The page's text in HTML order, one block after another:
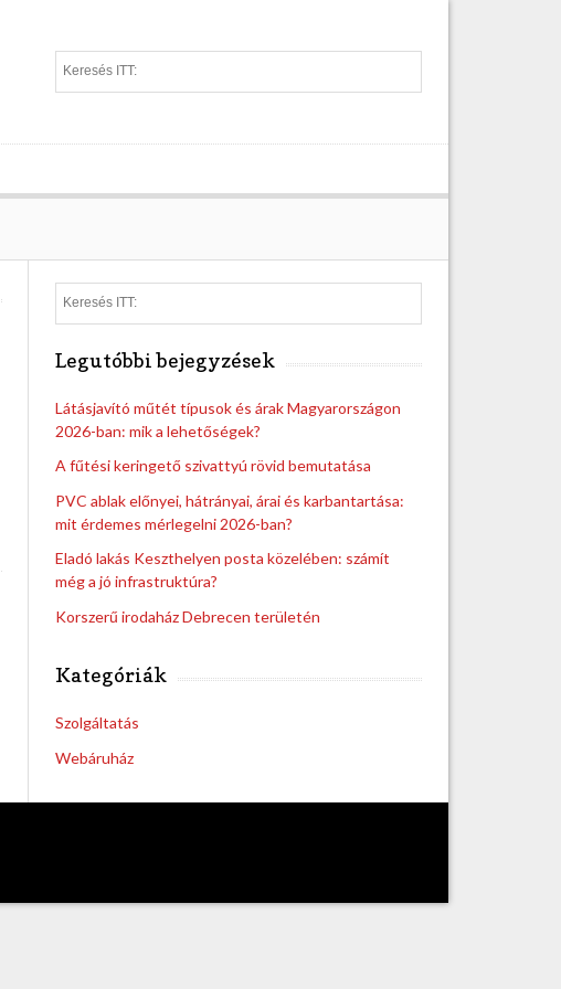
e
c
e
Legutóbbi bejegyzések
Látásjavító műtét típusok és árak Magyarországon
2026-ban: mik a lehetőségek?
A fűtési keringető szivattyú rövid bemutatása
PVC ablak előnyei, hátrányai, árai és karbantartása:
mit érdemes mérlegelni 2026-ban?
Eladó lakás Keszthelyen posta közelében: számít
még a jó infrastruktúra?
Korszerű irodaház Debrecen területén
Kategóriák
Szolgáltatás
Webáruház